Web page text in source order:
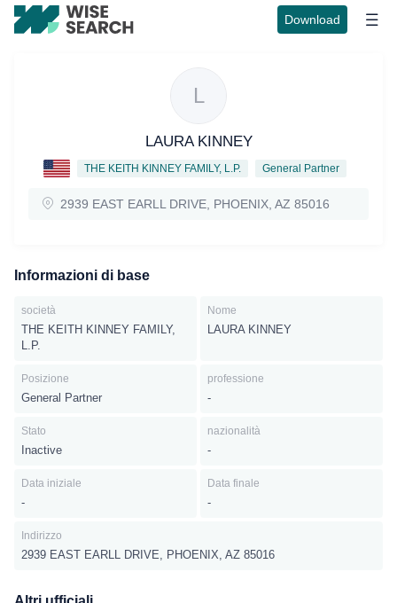
Download
L
LAURA KINNEY
THE KEITH KINNEY FAMILY, L.P. General Partner
2939 EAST EARLL DRIVE, PHOENIX, AZ 85016
Informazioni di base
società
THE KEITH KINNEY FAMILY,
L.P.
Nome
LAURA KINNEY
Posizione
General Partner
professione
-
Stato
Inactive
nazionalità
-
Data iniziale
-
Data finale
-
Indirizzo
2939 EAST EARLL DRIVE, PHOENIX, AZ 85016